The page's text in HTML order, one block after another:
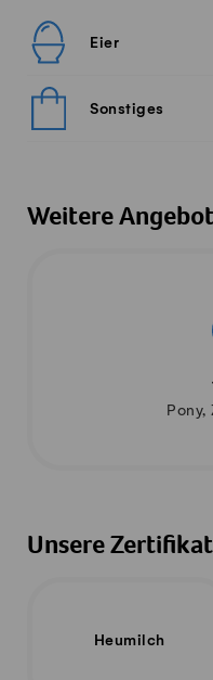
Eier
Sonstiges
Weitere
Pony,
Unsere
Heumilch